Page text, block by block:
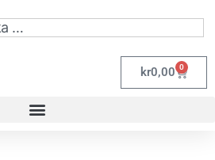
kr0,00 0